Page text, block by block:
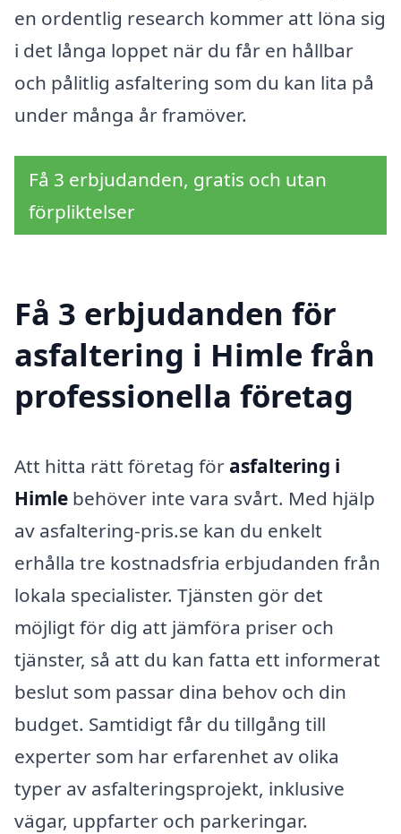
en ordentlig research kommer att löna sig
i det långa loppet när du får en hållbar
och pålitlig asfaltering som du kan lita på
under många år framöver.
Få 3 erbjudanden, gratis och utan
förpliktelser
Få 3 erbjudanden för
asfaltering i Himle från
professionella företag
Att hitta rätt företag för asfaltering i
Himle behöver inte vara svårt. Med hjälp
av asfaltering-pris.se kan du enkelt
erhålla tre kostnadsfria erbjudanden från
lokala specialister. Tjänsten gör det
möjligt för dig att jämföra priser och
tjänster, så att du kan fatta ett informerat
beslut som passar dina behov och din
budget. Samtidigt får du tillgång till
experter som har erfarenhet av olika
typer av asfalteringsprojekt, inklusive
vägar, uppfarter och parkeringar.